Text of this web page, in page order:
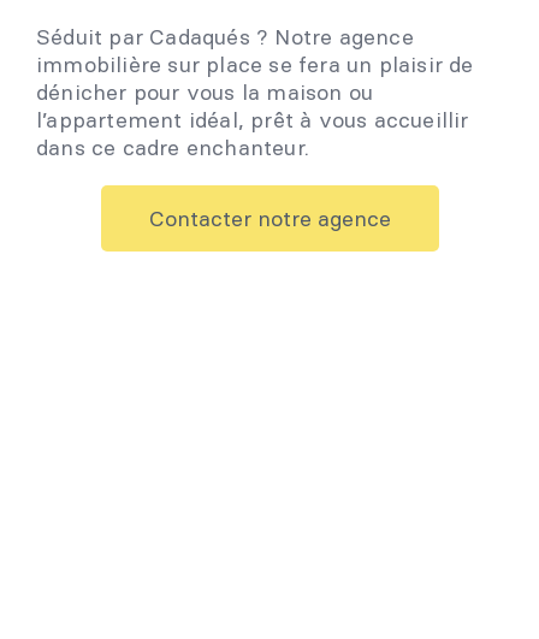
Séduit par Cadaqués ? Notre agence
immobilière sur place se fera un plaisir de
dénicher pour vous la maison ou
l’appartement idéal, prêt à vous accueillir
dans ce cadre enchanteur.
Contacter notre agence